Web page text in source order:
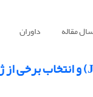
مقاله داوران